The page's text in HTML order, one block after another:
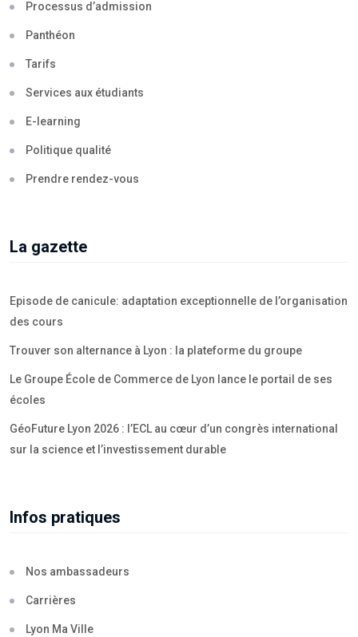
Processus d’admission
Panthéon
Tarifs
Services aux étudiants
E-learning
Politique qualité
Prendre rendez-vous
La gazette
Episode de canicule: adaptation exceptionnelle de l’organisation
des cours
Trouver son alternance à Lyon : la plateforme du groupe
Le Groupe École de Commerce de Lyon lance le portail de ses
écoles
GéoFuture Lyon 2026 : l’ECL au cœur d’un congrès international
sur la science et l’investissement durable
Infos pratiques
Nos ambassadeurs
Carrières
Lyon Ma Ville